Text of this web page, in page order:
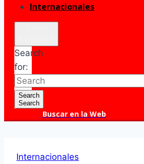
Internacionales
Search
for:
Search
Search
Buscar en la Web
Internacionales